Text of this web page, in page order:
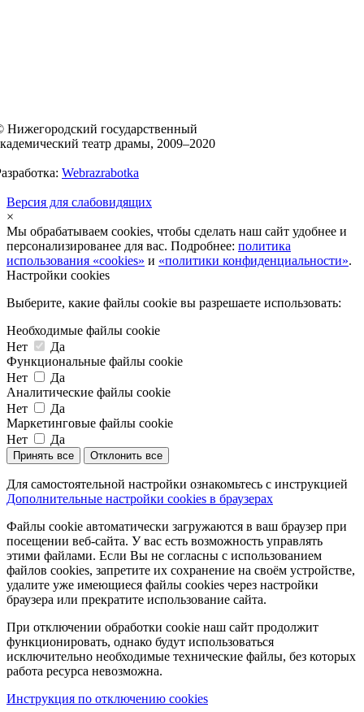
Нижегородский государственный
театр драмы, 2009–2020
Webrazrabotka
Версия для слабовидящих
×
Мы обрабатываем cookies, чтобы сделать наш сайт удобнее и
персонализированее для вас. Подробнее: политика
использования «cookies» и «политики конфиденциальности».
Настройки cookies
Выберите, какие файлы cookie вы разрешаете использовать:
Необходимые файлы cookie
Нет
Да
Функциональные файлы cookie
Нет
Да
Аналитические файлы cookie
Нет
Да
Маркетинговые файлы cookie
Нет
Да
Принять все Отклонить все
Для самостоятельной настройки ознакомьтесь с инструкцией
Дополнительные настройки cookies в браузерах
Файлы cookie автоматически загружаются в ваш браузер при
посещении веб-сайта. У вас есть возможность управлять
этими файлами. Если Вы не согласны с использованием
файлов cookies, запретите их сохранение на своём устройстве,
удалите уже имеющиеся файлы cookies через настройки
браузера или прекратите использование сайта.
При отключении обработки cookie наш сайт продолжит
функционировать, однако будут использоваться
исключительно необходимые технические файлы, без которых
работа ресурса невозможна.
Инструкция по отключению cookies